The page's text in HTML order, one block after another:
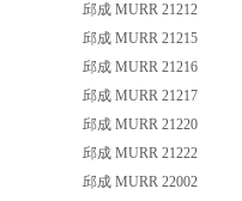
邱成 MURR 21212
邱成 MURR 21215
邱成 MURR 21216
邱成 MURR 21217
邱成 MURR 21220
邱成 MURR 21222
邱成 MURR 22002